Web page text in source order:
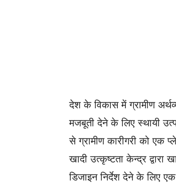
देश के विकास में ग्रामीण
मजबूती देने के लिए स्थायी
से ग्रामीण कारीगरी को एक
खादी उत्कृष्टता केन्द्र द्वारा
डिजाइन निर्देश देने के लिए